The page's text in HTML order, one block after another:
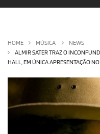
OLHA
HOME MÚSICA
NEWS
ALMIR SATER TRAZ O
HALL, EM ÚNICA APRESENTAÇÃO